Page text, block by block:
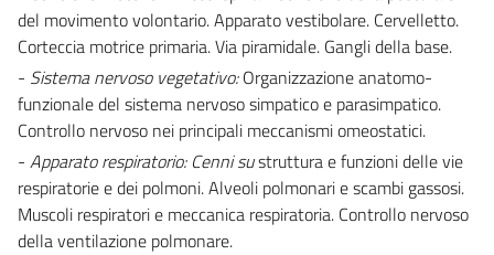
del movimento volontario. Apparato vestibolare. Cervelletto.
Corteccia motrice primaria. Via piramidale. Gangli della base.
- Sistema nervoso vegetativo:Organizzazione anatomo-
funzionale del sistema nervoso simpatico e parasimpatico.
Controllo nervoso nei principali meccanismi omeostatici.
- Apparato respiratorio: Cenni sustruttura e funzioni delle vie
respiratorie e dei polmoni. Alveoli polmonari e scambi gassosi.
Muscoli respiratori e meccanica respiratoria. Controllo nervoso
della ventilazione polmonare.